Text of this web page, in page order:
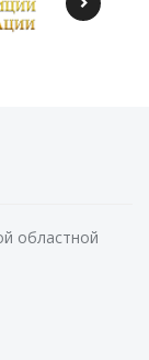
областной